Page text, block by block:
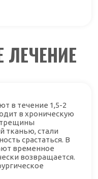
ЛЕЧЕНИЕ
в течение 1,5-2
в хроническую
трещины
тканью, стали
срастаться. В
временное
возвращается.